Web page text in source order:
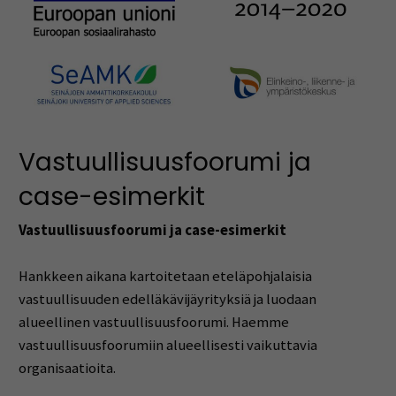
Vastuullisuusfoorumi ja
case-esimerkit
Vastuullisuusfoorumi ja case-esimerkit
Hankkeen aikana kartoitetaan eteläpohjalaisia
vastuullisuuden edelläkävijäyrityksiä ja luodaan
alueellinen vastuullisuusfoorumi. Haemme
vastuullisuusfoorumiin alueellisesti vaikuttavia
organisaatioita.